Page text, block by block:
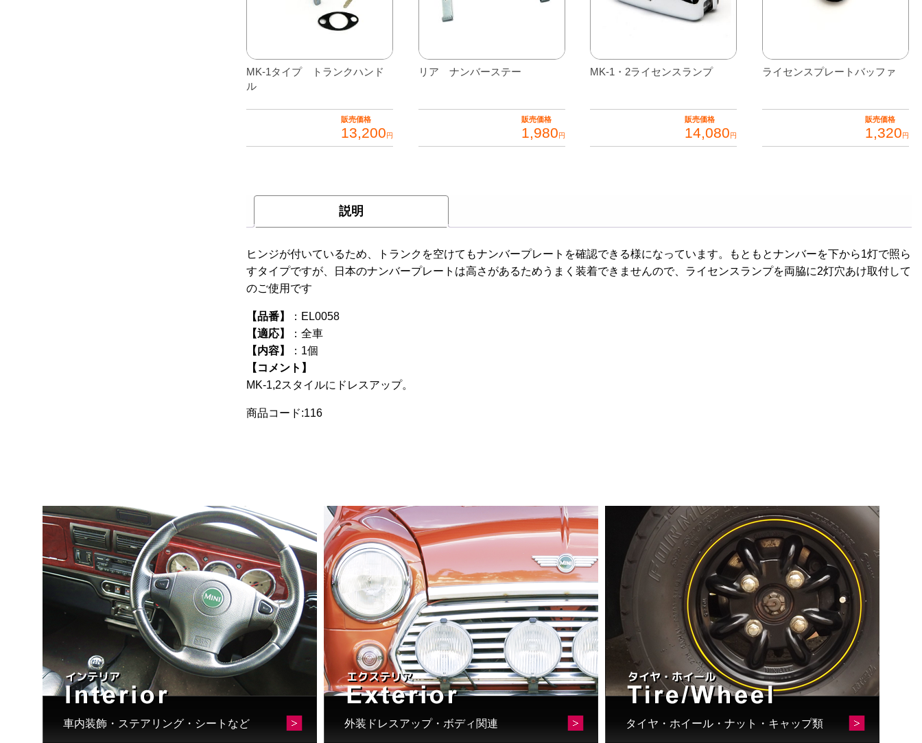
MK-1タイプ トランクハンド
ル
販売価格
13,200円
リア ナンバーステー
販売価格
1,980円
MK-1・2ライセンスランプ
販売価格
14,080円
ライセンスプレートバッファ
販売価格
1,320円
説明
ヒンジが付いているため、トランクを空けてもナンバープレートを確認できる様になっています。もともとナンバーを下から1灯で照ら
すタイプですが、日本のナンバープレートは高さがあるためうまく装着できませんので、ライセンスランプを両脇に2灯穴あけ取付して
のご使用です
【品番】
：EL0058
【適応】
：全車
【内容】
：1個
【コメント】
MK-1,2スタイルにドレスアップ。
商品コード:116
車内装飾・ステアリング・シートなど 外装ドレスアップ・ボディ関連 タイヤ・ホイール・ナット・キャップ類